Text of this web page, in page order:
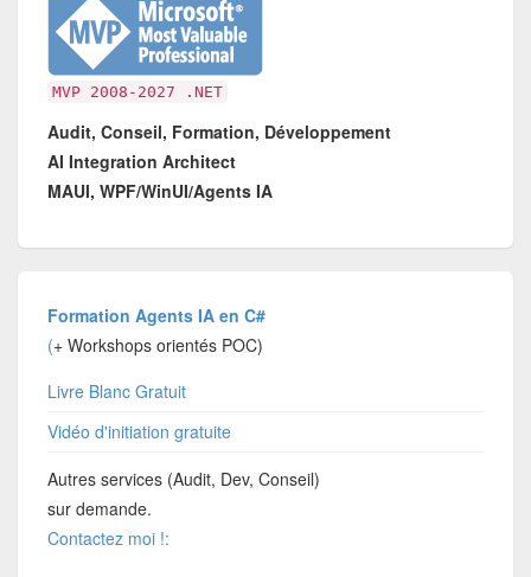
MVP 2008-2027 .NET
Audit, Conseil, Formation, Développement
AI Integration Architect
MAUI, WPF/WinUI/Agents IA
Formation Agents IA en C#
(+ Workshops orientés POC)
Livre Blanc Gratuit
Vidéo d'initiation gratuite
Autres services (Audit, Dev, Conseil)
sur demande.
Contactez moi !: